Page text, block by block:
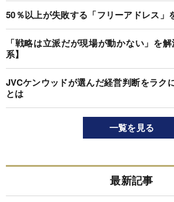
50％以上が失敗する「フリーアドレス」
「戦略は立派だが現場が動かない」を
系】
JVCケンウッドが選んだ経営判断をラク
とは
一覧を見る
最新記事